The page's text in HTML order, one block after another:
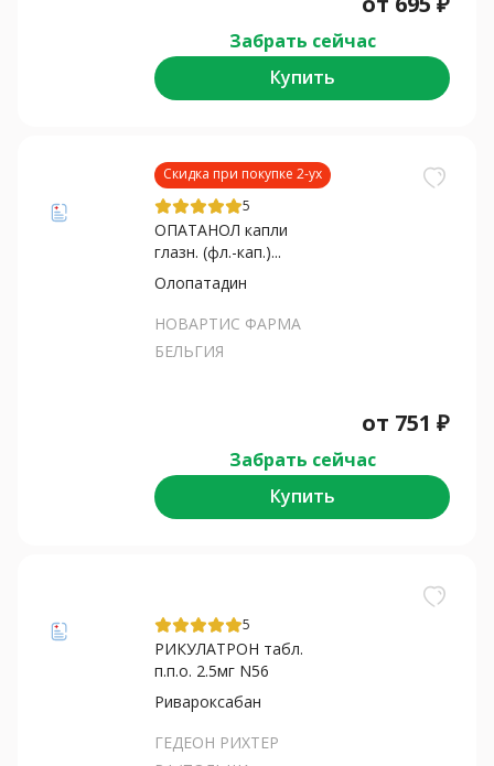
Забрать сейчас
Купить
Скидка при покупке 2-ух
5
ОПАТАНОЛ капли
глазн. (фл.-кап.)...
Олопатадин
НОВАРТИС ФАРМА
БЕЛЬГИЯ
от 751 ₽
Забрать сейчас
Купить
5
РИКУЛАТРОН табл.
п.п.о. 2.5мг N56
Ривароксабан
ГЕДЕОН РИХТЕР